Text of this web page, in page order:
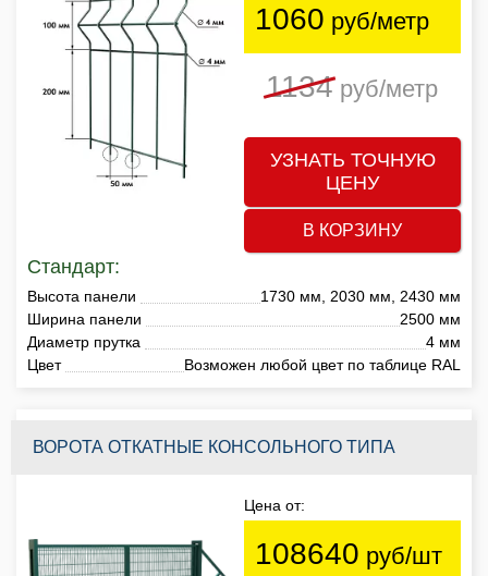
1060 руб/метр
1134руб/метр
УЗНАТЬ ТОЧНУЮ
ЦЕНУ
В КОРЗИНУ
Стандарт:
Высота панели
1730 мм, 2030 мм, 2430 мм
Ширина панели
2500 мм
Диаметр прутка
4 мм
Цвет
Возможен любой цвет по таблице RAL
ВОРОТА ОТКАТНЫЕ КОНСОЛЬНОГО ТИПА
Цена от:
108640 руб/шт